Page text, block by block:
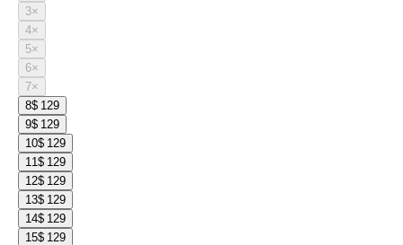
3×
4×
5×
6×
7×
8$ 129
9$ 129
10$ 129
11$ 129
12$ 129
13$ 129
14$ 129
15$ 129